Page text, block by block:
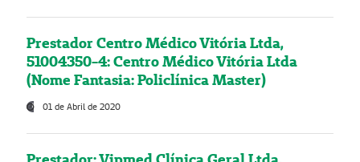
Prestador Centro Médico Vitória Ltda,
51004350-4: Centro Médico Vitória Ltda
(Nome Fantasia: Policlínica Master)
01 de Abril de 2020